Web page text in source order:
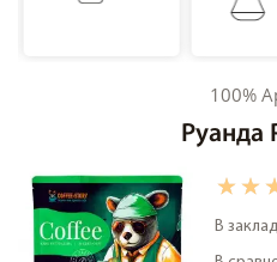
Кофе свежей обжарки
Кофе в зернах 1000 грамм
Чай
Зеленый чай
Черный чай
100%
Руанда
В